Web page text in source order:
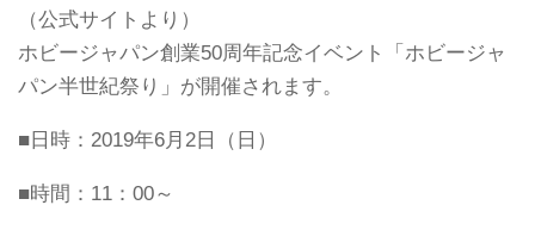
（公式サイトより）
ホビージャパン創業50周年記念イベント「ホビージャ
パン半世紀祭り」が開催されます。
■日時：2019年6月2日（日）
■時間：11：00～